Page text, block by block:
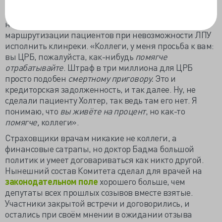
не забывать помогать ЛПУ в организации
маршрутизации пациентов при невозможности ЛПУ
исполнить клинреки. «Коллеги, у меня просьба к вам:
вы ЦРБ, пожалуйста, как-нибудь помягче
отрабатывайте. Штраф в три миллиона для ЦРБ
просто подобен смертному приговору. Это и
кредиторская задолженность, и так далее. Ну, не
сделали пациенту Холтер, так ведь там его нет. Я
понимаю, что вы живёте на процент, но как-то
помягче, коллеги».
Страховщики врачам никакие не коллеги, а
финансовые сатрапы, но доктор Бадма большой
политик и умеет договариваться как никто другой.
Нынешний состав Комитета сделал для врачей на
законодательном поле хорошего больше, чем
депутаты всех прошлых созывов вместе взятые.
Участники закрытой встречи и договорились, и
остались при своём мнении в ожидании отзыва